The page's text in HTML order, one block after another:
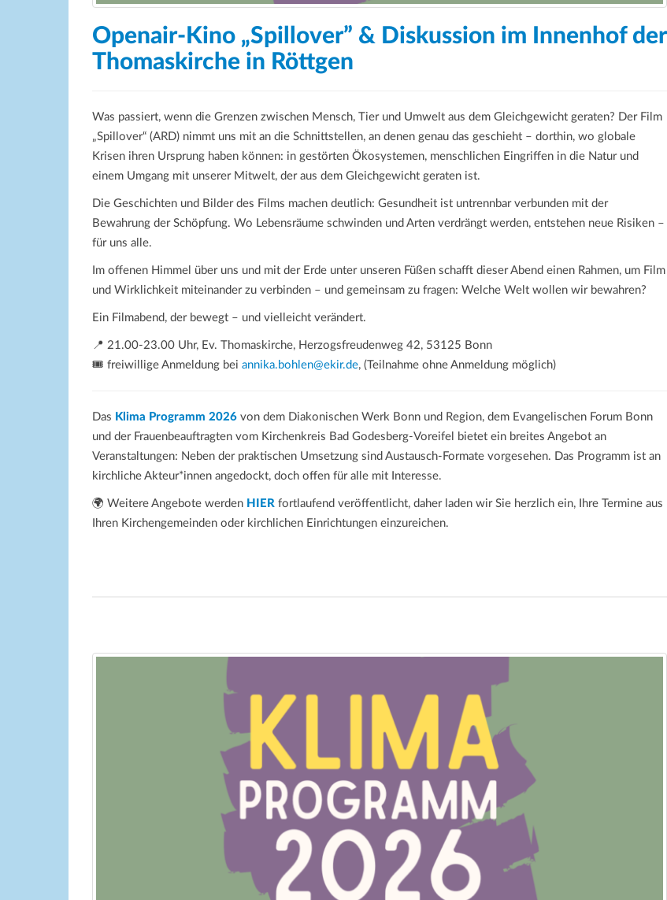
Openair-Kino „Spillover” & Diskussion im Innenhof der
Thomaskirche in Röttgen
Was passiert, wenn die Grenzen zwischen Mensch, Tier und Umwelt aus dem Gleichgewicht geraten? Der Film
„Spillover“ (ARD) nimmt uns mit an die Schnittstellen, an denen genau das geschieht – dorthin, wo globale
Krisen ihren Ursprung haben können: in gestörten Ökosystemen, menschlichen Eingriffen in die Natur und
einem Umgang mit unserer Mitwelt, der aus dem Gleichgewicht geraten ist.
Die Geschichten und Bilder des Films machen deutlich: Gesundheit ist untrennbar verbunden mit der
Bewahrung der Schöpfung. Wo Lebensräume schwinden und Arten verdrängt werden, entstehen neue Risiken –
für uns alle.
Im offenen Himmel über uns und mit der Erde unter unseren Füßen schafft dieser Abend einen Rahmen, um Film
und Wirklichkeit miteinander zu verbinden – und gemeinsam zu fragen: Welche Welt wollen wir bewahren?
Ein Filmabend, der bewegt – und vielleicht verändert.
📍 21.00-23.00 Uhr, Ev. Thomaskirche, Herzogsfreudenweg 42, 53125 Bonn
🎟️ freiwillige Anmeldung bei annika.bohlen@ekir.de, (Teilnahme ohne Anmeldung möglich)
Das Klima Programm 2026 von dem Diakonischen Werk Bonn und Region, dem Evangelischen Forum Bonn
und der Frauenbeauftragten vom Kirchenkreis Bad Godesberg-Voreifel bietet ein breites Angebot an
Veranstaltungen: Neben der praktischen Umsetzung sind Austausch-Formate vorgesehen. Das Programm ist an
kirchliche Akteur*innen angedockt, doch offen für alle mit Interesse.
🌍 Weitere Angebote werden HIER fortlaufend veröffentlicht, daher laden wir Sie herzlich ein, Ihre Termine aus
Ihren Kirchengemeinden oder kirchlichen Einrichtungen einzureichen.